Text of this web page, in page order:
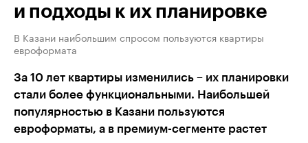
и подходы к их планировке
В Казани наибольшим спросом пользуются квартиры
евроформата
За 10 лет квартиры изменились – их планировки
стали более функциональными. Наибольшей
популярностью в Казани пользуются
евроформаты, а в премиум-сегменте растет